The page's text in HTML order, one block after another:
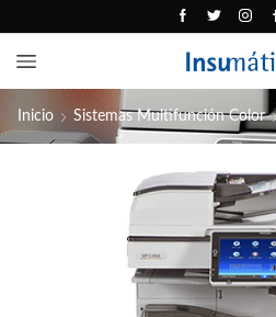
Inicio Sistemas Multifunción Color